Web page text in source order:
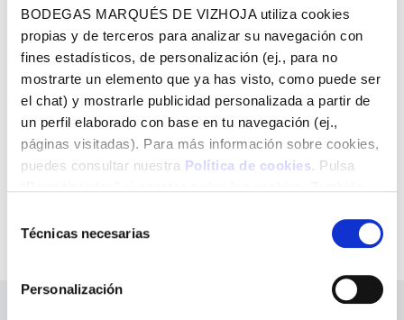
BODEGAS MARQUÉS DE VIZHOJA utiliza cookies
propias y de terceros para analizar su navegación con
fines estadísticos, de personalización (ej., para no
mostrarte un elemento que ya has visto, como puede ser
el chat) y mostrarle publicidad personalizada a partir de
un perfil elaborado con base en tu navegación (ej.,
páginas visitadas). Para más información sobre cookies,
puedes consultar nuestra Política de cookies. Pulsa
pulsando posteriormente “Permitir la selección”. Si
pulsas “Solo las necesarias” (o “Permitir la selección” sin
haber marcado ninguna casilla), únicamente utilizaremos
aquellas cookies necesarias para el funcionamiento del
Técnicas necesarias
Personalización
copa de cualquiera de nuestros licores.
Autor de la receta:
Chema García
Compartir en